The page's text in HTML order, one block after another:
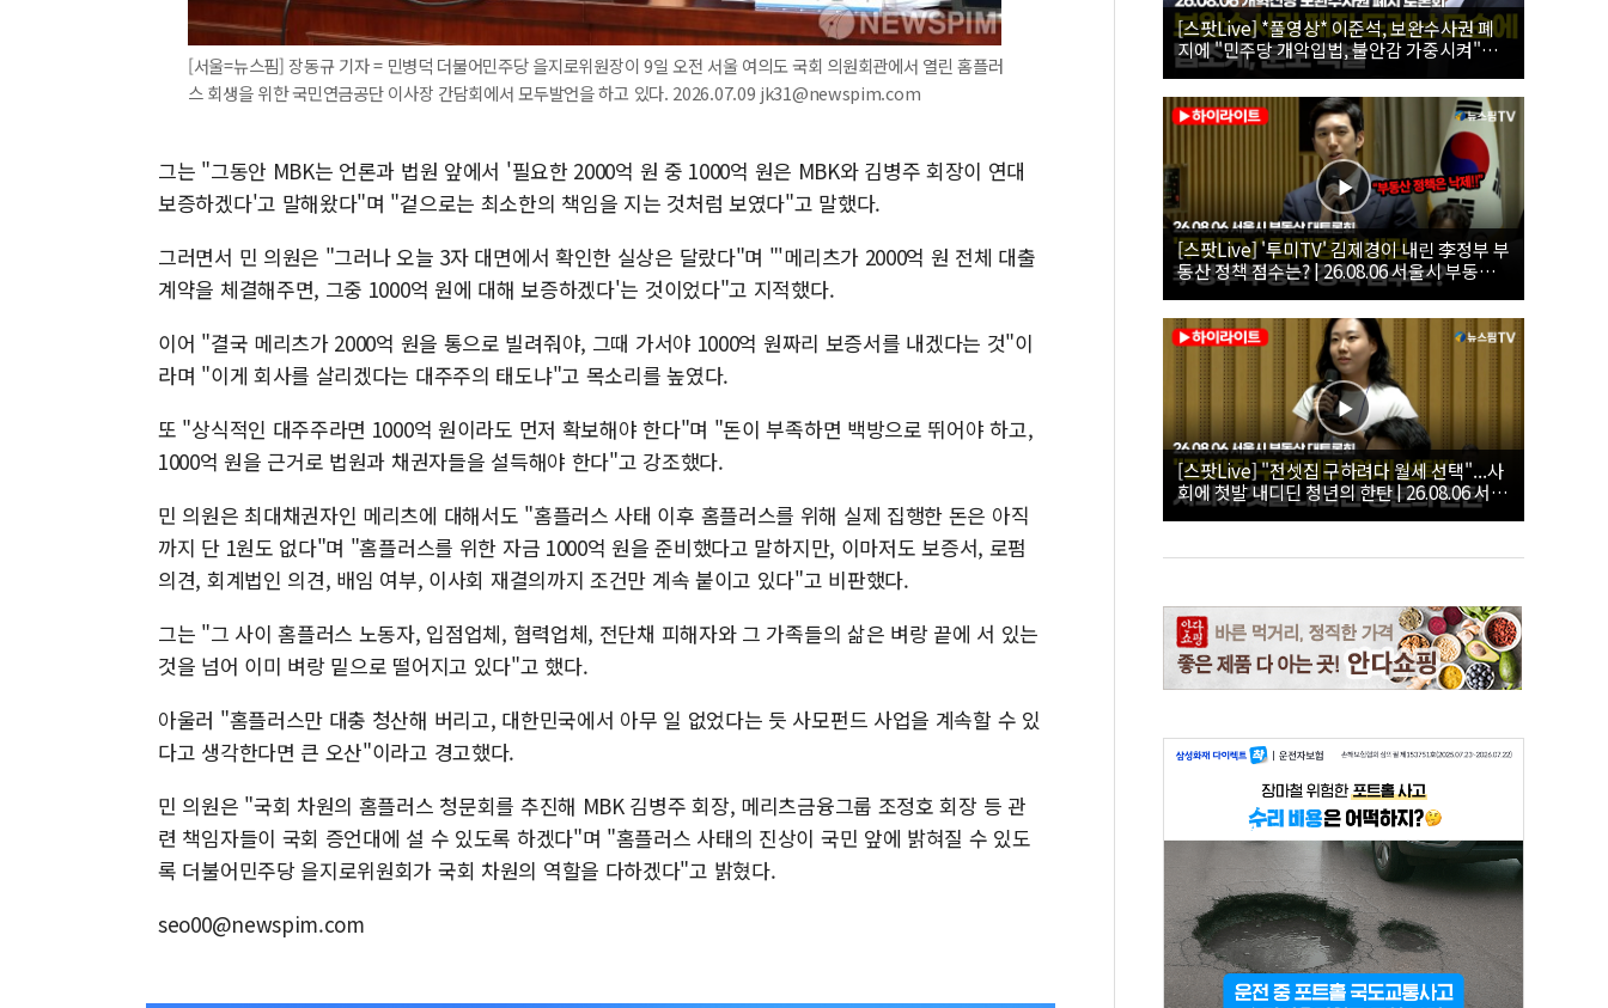
[서울=뉴스핌] 장동규 기자 = 민병덕 더불어민주당 을지로위원장이 9일 오전 서울 여의도 국회 의원회관에서 열린 홈플러
스 회생을 위한 국민연금공단 이사장 간담회에서 모두발언을 하고 있다. 2026.07.09 jk31@newspim.com
그는 "그동안 MBK는 언론과 법원 앞에서 '필요한 2000억 원 중 1000억 원은 MBK와 김병주 회장이 연대
보증하겠다'고 말해왔다"며 "겉으로는 최소한의 책임을 지는 것처럼 보였다"고 말했다.
그러면서 민 의원은 "그러나 오늘 3자 대면에서 확인한 실상은 달랐다"며 "'메리츠가 2000억 원 전체 대출
계약을 체결해주면, 그중 1000억 원에 대해 보증하겠다'는 것이었다"고 지적했다.
이어 "결국 메리츠가 2000억 원을 통으로 빌려줘야, 그때 가서야 1000억 원짜리 보증서를 내겠다는 것"이
라며 "이게 회사를 살리겠다는 대주주의 태도냐"고 목소리를 높였다.
또 "상식적인 대주주라면 1000억 원이라도 먼저 확보해야 한다"며 "돈이 부족하면 백방으로 뛰어야 하고,
1000억 원을 근거로 법원과 채권자들을 설득해야 한다"고 강조했다.
민 의원은 최대채권자인 메리츠에 대해서도 "홈플러스 사태 이후 홈플러스를 위해 실제 집행한 돈은 아직
까지 단 1원도 없다"며 "홈플러스를 위한 자금 1000억 원을 준비했다고 말하지만, 이마저도 보증서, 로펌
의견, 회계법인 의견, 배임 여부, 이사회 재결의까지 조건만 계속 붙이고 있다"고 비판했다.
그는 "그 사이 홈플러스 노동자, 입점업체, 협력업체, 전단채 피해자와 그 가족들의 삶은 벼랑 끝에 서 있는
것을 넘어 이미 벼랑 밑으로 떨어지고 있다"고 했다.
아울러 "홈플러스만 대충 청산해 버리고, 대한민국에서 아무 일 없었다는 듯 사모펀드 사업을 계속할 수 있
다고 생각한다면 큰 오산"이라고 경고했다.
민 의원은 "국회 차원의 홈플러스 청문회를 추진해 MBK 김병주 회장, 메리츠금융그룹 조정호 회장 등 관
련 책임자들이 국회 증언대에 설 수 있도록 하겠다"며 "홈플러스 사태의 진상이 국민 앞에 밝혀질 수 있도
록 더불어민주당 을지로위원회가 국회 차원의 역할을 다하겠다"고 밝혔다.
seo00@newspim.com
[스팟Live] *풀영상* 이준석, 보완수사권 폐
지에 "민주당 개악입법, 불안감 가중시켜"｜
26.08.06 개혁신당 보완수사권 폐지 토론회
[스팟Live] '투미TV' 김제경이 내린 李정부 부
동산 정책 점수는? | 26.08.06 서울시 부동산
대토론회
[스팟Live] "전셋집 구하려다 월세 선택"...사
회에 첫발 내디딘 청년의 한탄 | 26.08.06 서울
시 부동산 대토론회